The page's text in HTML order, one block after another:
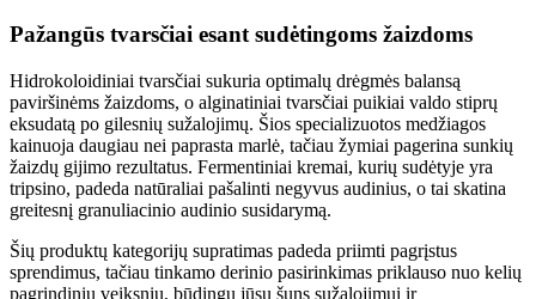
Pažangūs tvarsčiai esant sudėtingoms žaizdoms
Hidrokoloidiniai tvarsčiai sukuria optimalų drėgmės balansą
paviršinėms žaizdoms, o alginatiniai tvarsčiai puikiai valdo stiprų
eksudatą po gilesnių sužalojimų. Šios specializuotos medžiagos
kainuoja daugiau nei paprasta marlė, tačiau žymiai pagerina sunkių
žaizdų gijimo rezultatus. Fermentiniai kremai, kurių sudėtyje yra
tripsino, padeda natūraliai pašalinti negyvus audinius, o tai skatina
greitesnį granuliacinio audinio susidarymą.
Šių produktų kategorijų supratimas padeda priimti pagrįstus
sprendimus, tačiau tinkamo derinio pasirinkimas priklauso nuo kelių
pagrindinių veiksnių, būdingų jūsų šuns sužalojimui ir